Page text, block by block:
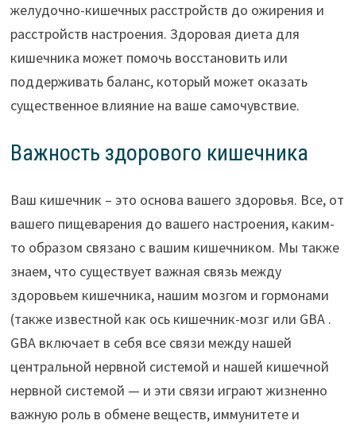
желудочно-кишечных расстройств до ожирения и
расстройств настроения. Здоровая диета для
кишечника может помочь восстановить или
поддерживать баланс, который может оказать
существенное влияние на ваше самочувствие.
Важность здорового кишечника
Ваш кишечник – это основа вашего здоровья. Все, от
вашего пищеварения до вашего настроения, каким-
то образом связано с вашим кишечником. Мы также
знаем, что существует важная связь между
здоровьем кишечника, нашим мозгом и гормонами
(также известной как ось кишечник-мозг или GBA .
GBA включает в себя все связи между нашей
центральной нервной системой и нашей кишечной
нервной системой — и эти связи играют жизненно
важную роль в обмене веществ, иммунитете и